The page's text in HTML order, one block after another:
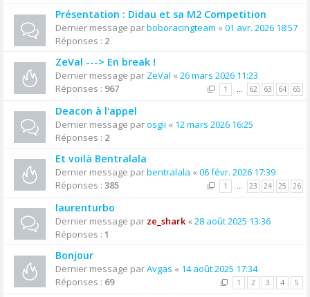
Présentation : Didau et sa M2 Competition
Dernier message parboboracingteam « 01 avr. 2026 18:57
Réponses : 2
ZeVal ---> En break !
Dernier message par ZeVal « 26 mars 2026 11:23
Réponses : 967 1 … 62 63 64 65
Deacon à l'appel
Dernier message parosgii « 12 mars 2026 16:25
Réponses : 2
Et voilà Bentralala
Dernier message parbentralala « 06 févr. 2026 17:39
Réponses : 385 1 … 23 24 25 26
laurenturbo
Dernier message par ze_shark« 28 août 2025 13:36
Réponses : 1
Bonjour
Dernier message parAvgas « 14 août 2025 17:34
Réponses : 69 1 2 3 4 5